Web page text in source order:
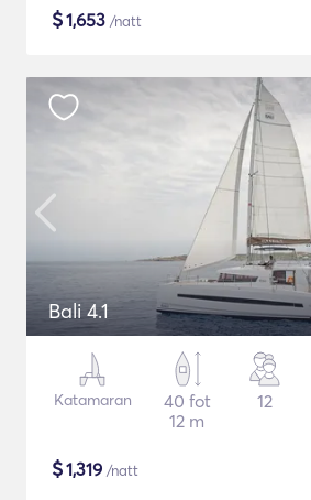
$1,653 /natt
Bali 4.1
Katamaran
40 fot
12 m
12
$1,319 /natt